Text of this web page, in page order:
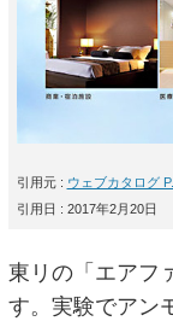
引用元 : ウェブカタログ
引用日 : 2017年2月20日
東リの「エアフ
す。実験でアン